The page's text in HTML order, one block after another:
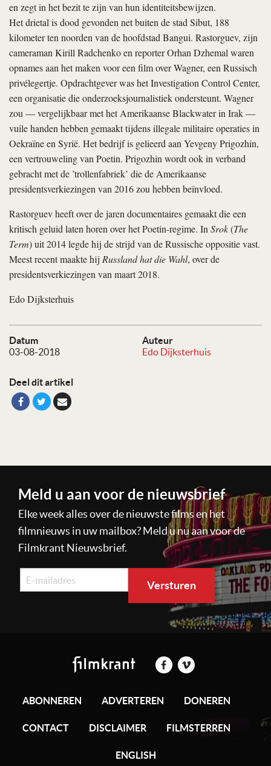
Datum
03-08-2018
Auteur
Edo Dijksterhuis
Deel dit artikel
en zegt in het bezit te zijn van hun identiteitsbewijzen.
Het drietal is dood gevonden net buiten de stad Sibut, 188
kilometer ten noorden van de hoofdstad Bangui. Rastorguev, zijn
cameraman Kirill Radchenko en reporter Orhan Dzhemal waren
opnames aan het maken voor een film over Wagner, een Russisch
privélegertje. Opdrachtgever was het Investigation Control Center,
een organisatie die onderzoeksjournalistiek ondersteunt. Wagner
zou — vergelijkbaar met het Amerikaanse Blackwater in Irak —
vuile handen hebben gemaakt tijdens illegale militaire operaties in
Oekraïne en Syrië. Het bedrijf is gelieerd aan Yevgeny Prigozhin,
een vertrouweling van Poetin. Prigozhin wordt ook in verband
gebracht met de ’trollenfabriek’ die de Amerikaanse
presidentsverkiezingen van 2016 zou hebben beïnvloed.
Rastorguev heeft over de jaren documentaires gemaakt die een
kritisch geluid laten horen over het Poetin-regime. InSrok(The
Term) uit 2014 legde hij de strijd van de Russische oppositie vast.
Meest recent maakte hij Russland hat die Wahl, over de
presidentsverkiezingen van maart 2018.
Edo Dijksterhuis
Meld u aan voor de nieuwsbrief
Elke week alles over de nieuwste films en het
filmnieuws in uw mailbox? Meld u nu aan voor de
Filmkrant Nieuwsbrief.
ABONNEREN ADVERTEREN DONEREN
CONTACT DISCLAIMER FILMSTERREN
ENGLISH